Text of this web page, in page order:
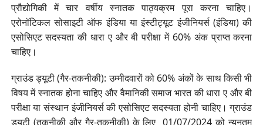
प्रौद्योगिकी में चार वर्षीय स्नातक पाठ्यक्रम पूरा करना चाहिए।
एरोनॉटिकल सोसाइटी ऑफ इंडिया या इंस्टीट्यूट इंजीनियर्स (इंडिया) की
एसोसिएट सदस्यता की धारा ए और बी परीक्षा में 60% अंक प्राप्त करना
चाहिए।
ग्राउंड ड्यूटी (गैर-तकनीकी): उम्मीदवारों को 60% अंकों के साथ किसी भी
विषय में स्नातक होना चाहिए और वैमानिकी समाज भारत की धारा ए और बी
परीक्षा या संस्थान इंजीनियर्स की एसोसिएट सदस्यता होनी चाहिए। ग्राउंड
ड्यूटी (तकनीकी और गैर-तकनीकी) के लिए 01/07/2024 को न्यूनतम